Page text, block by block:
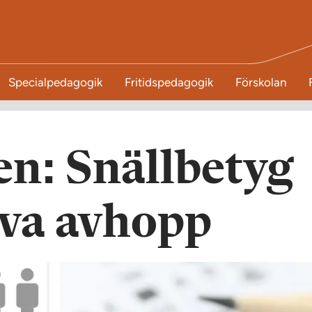
Specialpedagogik Fritidspedagogik Förskolan
Snällbetyg
avhopp